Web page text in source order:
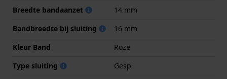
Breedte bandaanzet
14 mm
Bandbreedte bij sluiting
16 mm
Kleur Band
Roze
Type sluiting
Gesp